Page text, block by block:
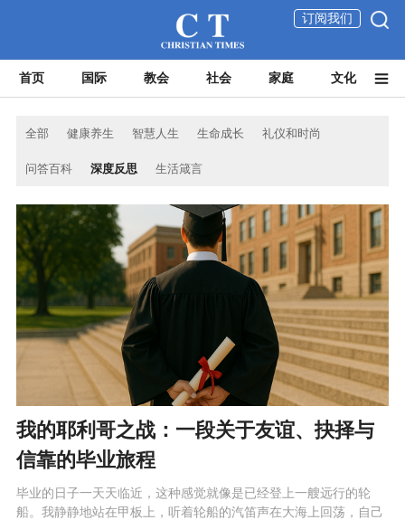
订阅我们
首页 国际 教会 社会 家庭 文化
全部 健康养生 智慧人生 生命成长 礼仪和时尚
问答百科 深度反思 生活箴言
我的耶利哥之战：一段关于友谊、抉择与
信靠的毕业旅程
毕业的日子一天天临近，这种感觉就像是已经登上一艘远行的轮
船。我静静地站在甲板上，听着轮船的汽笛声在大海上回荡，自己